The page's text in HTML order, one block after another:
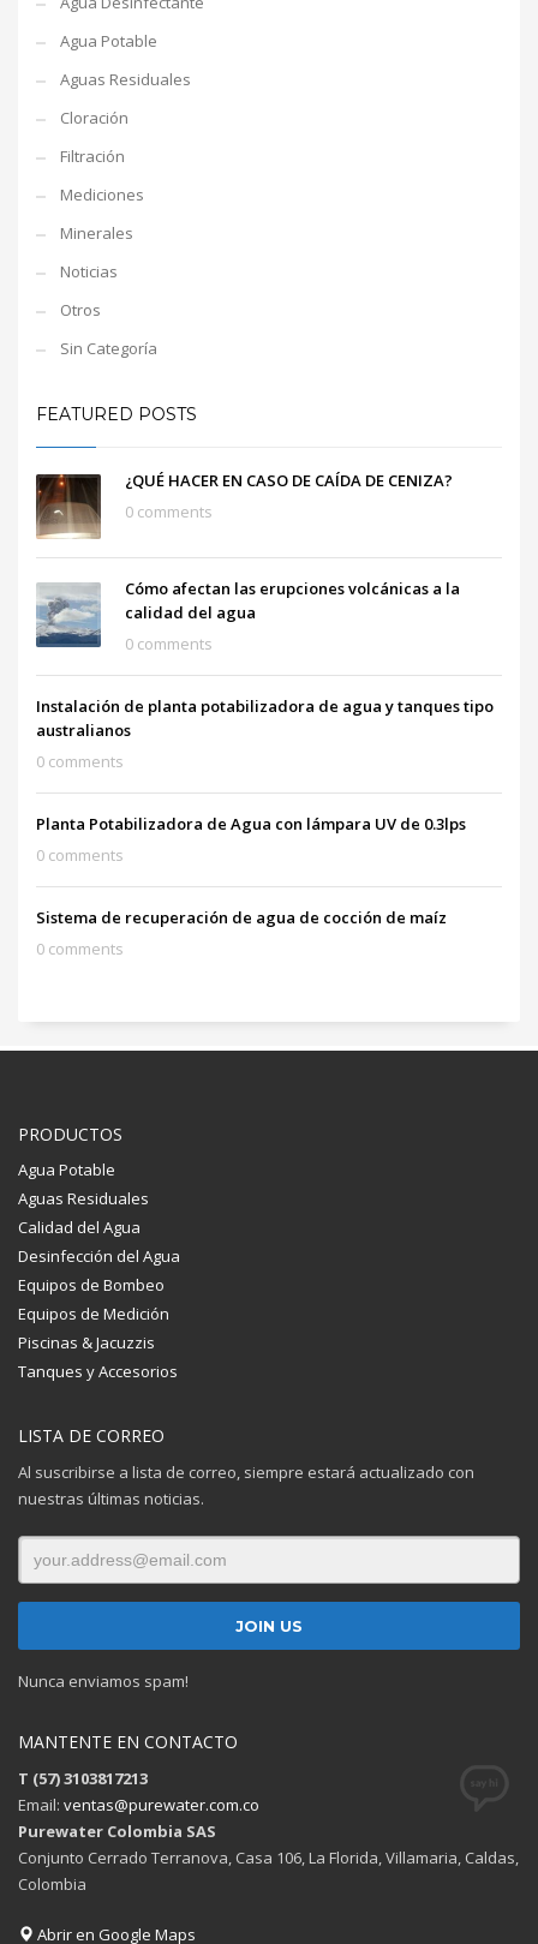
Agua Potable
Aguas Residuales
Cloración
Filtración
Mediciones
Minerales
Noticias
Otros
Sin Categoría
FEATURED POSTS
¿QUÉ HACER EN CASO DE CAÍDA DE CENIZA?
0 comments
Cómo afectan las erupciones volcánicas a la
calidad del agua
0 comments
Instalación de planta potabilizadora de agua y tanques tipo
australianos
0 comments
Planta Potabilizadora de Agua con lámpara UV de 0.3lps
0 comments
Sistema de recuperación de agua de cocción de maíz
0 comments
PRODUCTOS
Agua Potable
Aguas Residuales
Calidad del Agua
Desinfección del Agua
Equipos de Bombeo
Equipos de Medición
Piscinas & Jacuzzis
Tanques y Accesorios
LISTA DE CORREO
Al suscribirse a lista de correo, siempre estará actualizado con
nuestras últimas noticias.
Nunca enviamos spam!
MANTENTE EN CONTACTO
T (57) 3103817213
Email: ventas@purewater.com.co
Purewater Colombia SAS
Conjunto Cerrado Terranova, Casa 106, La Florida, Villamaria, Caldas,
Colombia
Abrir en Google Maps